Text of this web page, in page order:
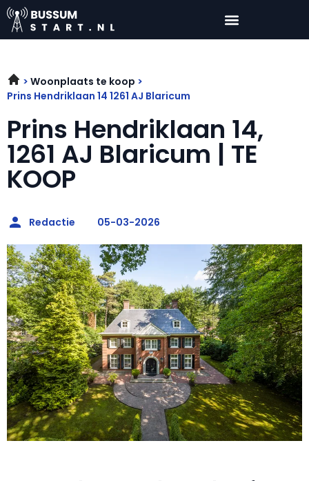
Woonplaats te koop
Prins Hendriklaan 14 1261 AJ Blaricum
Prins Hendriklaan 14,
1261 AJ Blaricum | TE
KOOP
Redactie 05-03-2026